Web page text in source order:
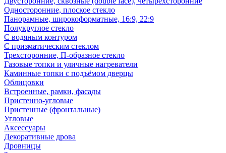
Односторонние, плоское стекло
Панорамные, широкоформатные, 16:9, 22:9
Полукруглое стекло
С водяным контуром
С призматическим стеклом
Трехсторонние, П-образное стекло
Газовые топки и уличные нагреватели
Каминные топки с подъёмом дверцы
Облицовки
Встроенные, рамки, фасады
Пристенно-угловые
Пристенные (фронтальные)
Угловые
Аксессуары
Декоративные дрова
Дровницы